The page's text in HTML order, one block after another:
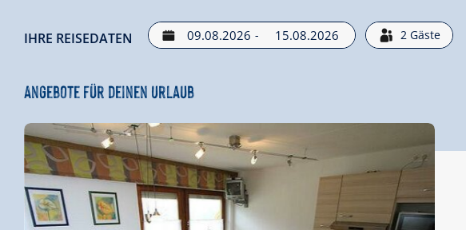
IHRE REISEDATEN - 2 Gäste
Angebote für deinen Urlaub